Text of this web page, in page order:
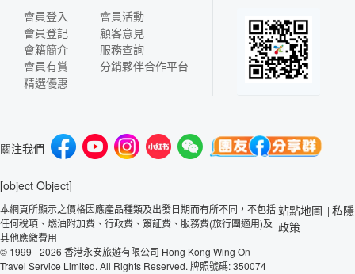
會員登入
會員登記
會籍簡介
會員有賞
精選優惠
會員活動
顧客意見
服務查詢
分銷夥伴合作平台
關注我們
[object Object]
本網頁所顯示之價格因應產品種類及出發日期而有所不同，不包括
任何稅項、燃油附加費、行政費、簽証費、服務費(旅行團適用)及
其他應繳費用
© 1999 - 2026 香港永安旅遊有限公司 Hong Kong Wing On
Travel Service Limited. All Rights Reserved. 牌照號碼: 350074
站點地圖 | 私隱
政策